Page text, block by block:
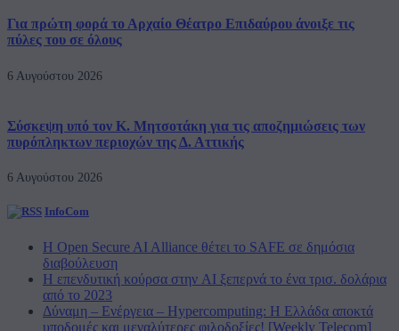
Για πρώτη φορά το Αρχαίο Θέατρο Επιδαύρου άνοιξε τις
πύλες του σε όλους
6 Αυγούστου 2026
Σύσκεψη υπό τον Κ. Μητσοτάκη για τις αποζημιώσεις των
πυρόπληκτων περιοχών της Δ. Αττικής
6 Αυγούστου 2026
InfoCom
Η Open Secure AI Alliance θέτει το SAFE σε δημόσια
διαβούλευση
Η επενδυτική κούρσα στην AI ξεπερνά το ένα τρισ. δολάρια
από το 2023
Δύναμη – Ενέργεια – Ηypercomputing: Η Ελλάδα αποκτά
υποδομές και μεγαλύτερες φιλοδοξίες! [Weekly Telecom]